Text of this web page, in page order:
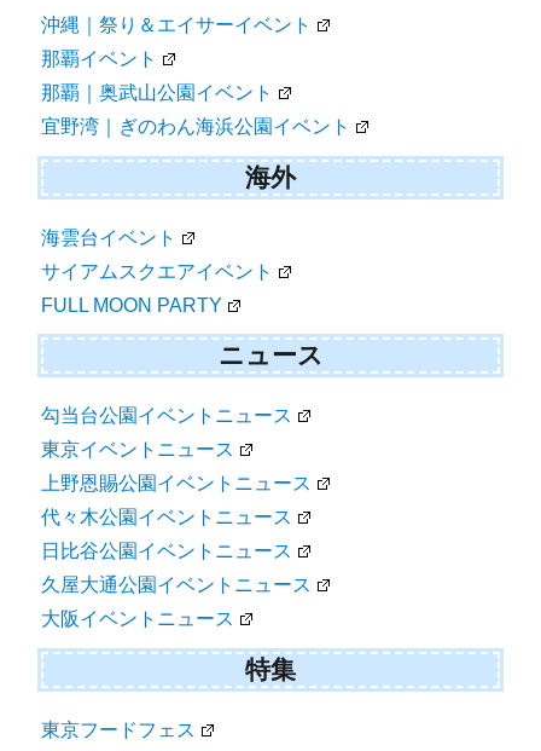
沖縄｜祭り＆エイサーイベント
那覇イベント
那覇｜奥武山公園イベント
宜野湾｜ぎのわん海浜公園イベント
海外
海雲台イベント
サイアムスクエアイベント
FULL MOON PARTY
ニュース
勾当台公園イベントニュース
東京イベントニュース
上野恩賜公園イベントニュース
代々木公園イベントニュース
日比谷公園イベントニュース
久屋大通公園イベントニュース
大阪イベントニュース
特集
東京フードフェス